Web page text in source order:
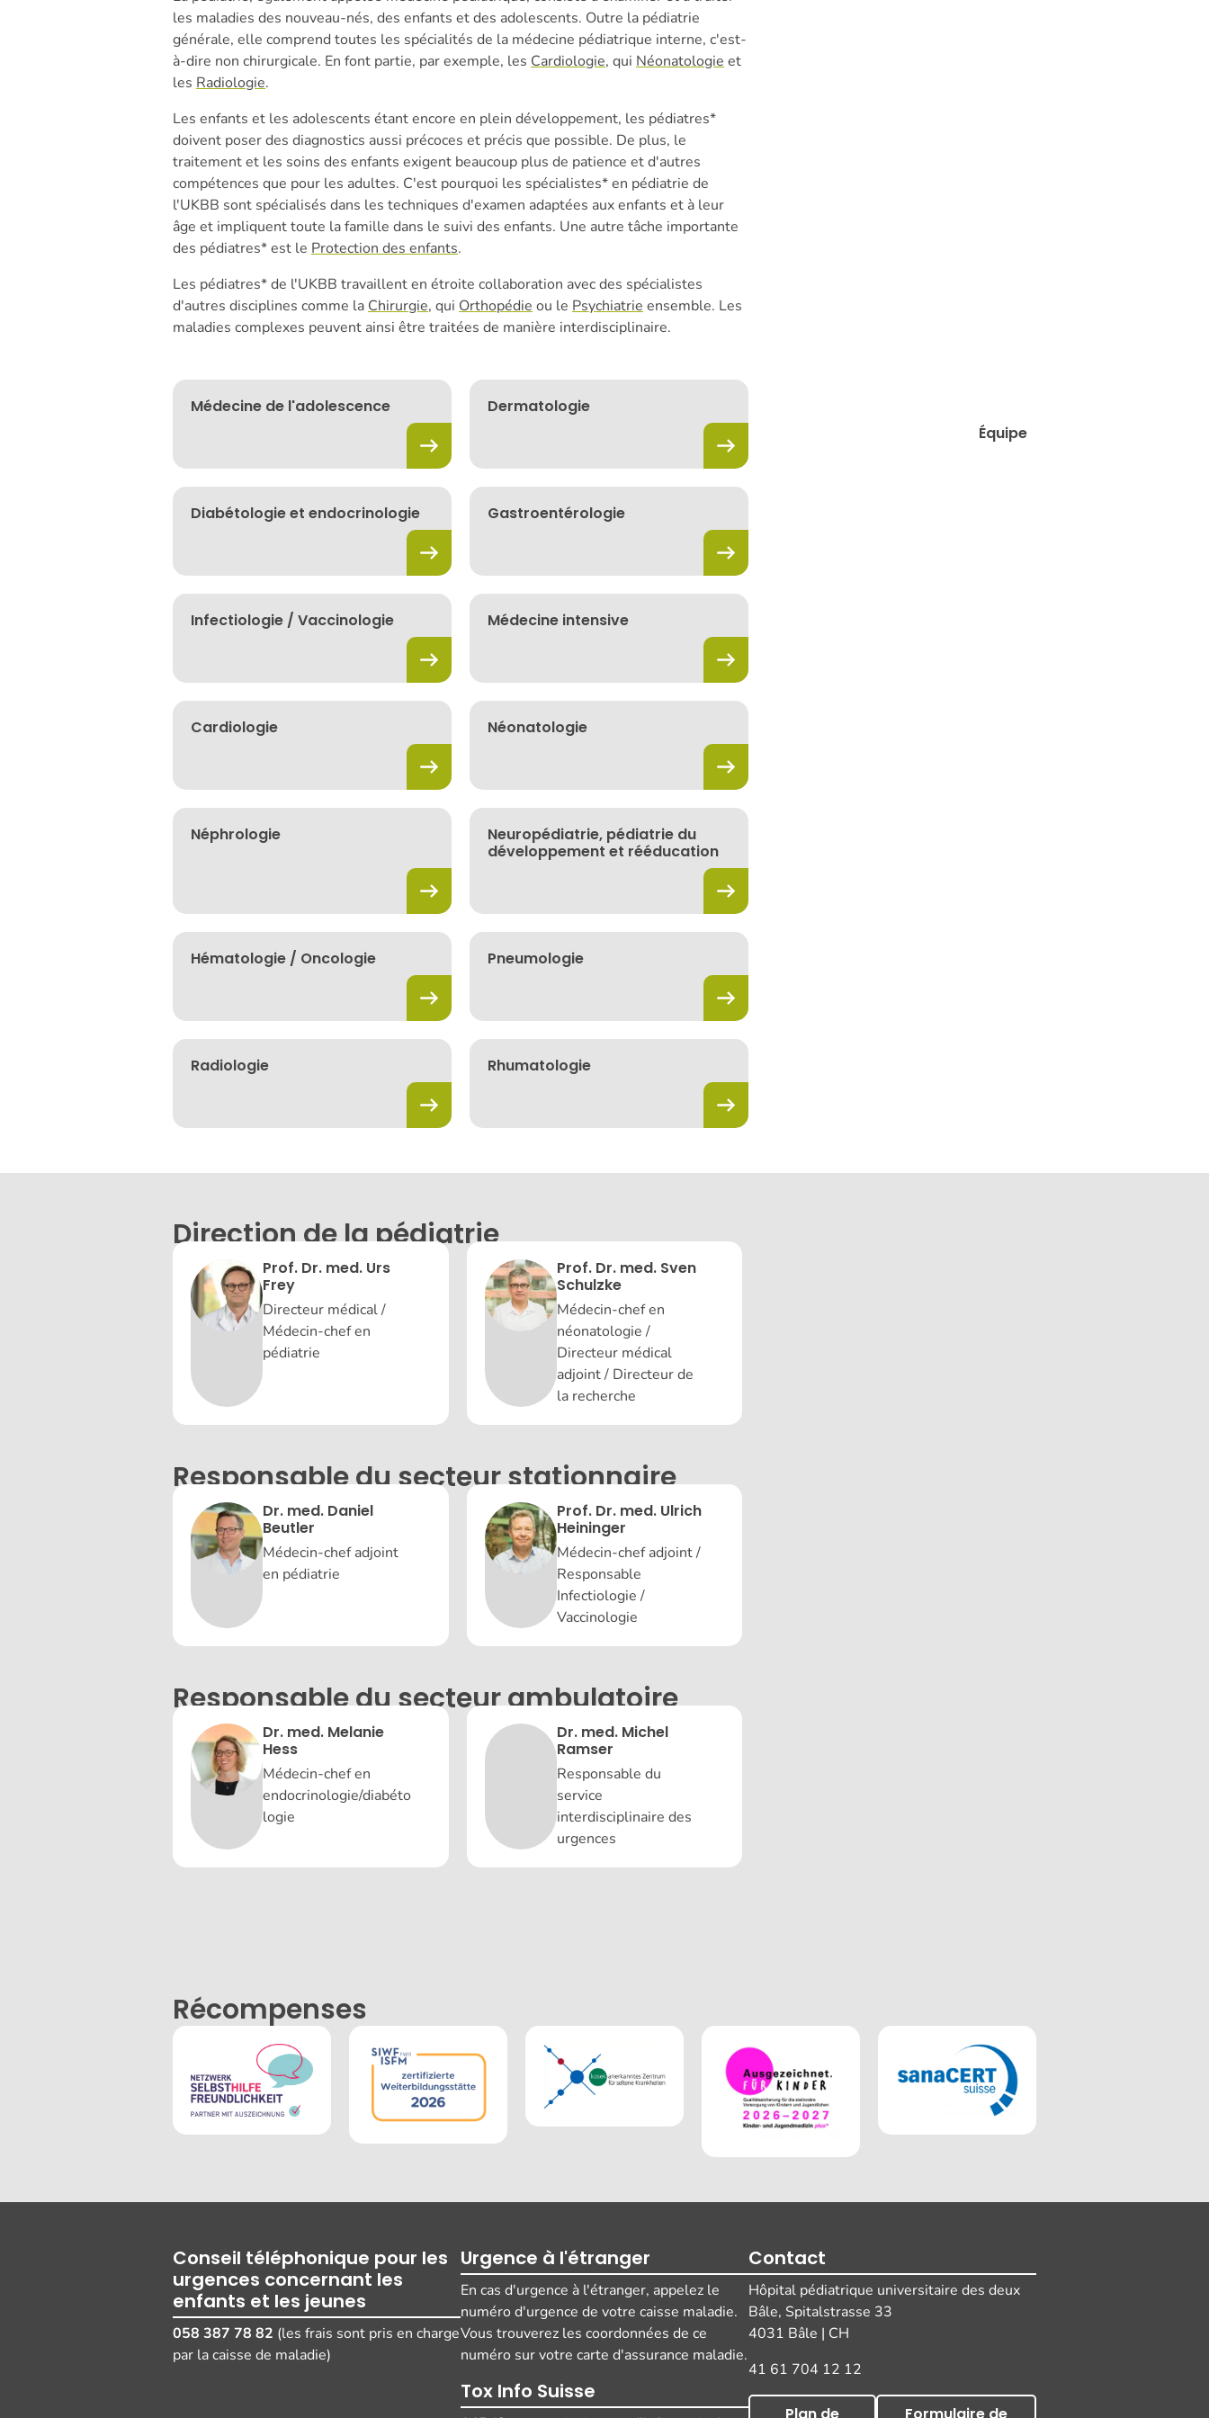
les maladies des nouveau-nés, des enfants et des adolescents. Outre la pédiatrie
générale, elle comprend toutes les spécialités de la médecine pédiatrique interne, c'est-
à-dire non chirurgicale. En font partie, par exemple, les Cardiologie, qui Néonatologie et
les Radiologie.
Les enfants et les adolescents étant encore en plein développement, les pédiatres*
doivent poser des diagnostics aussi précoces et précis que possible. De plus, le
traitement et les soins des enfants exigent beaucoup plus de patience et d'autres
compétences que pour les adultes. C'est pourquoi les spécialistes* en pédiatrie de
l'UKBB sont spécialisés dans les techniques d'examen adaptées aux enfants et à leur
âge et impliquent toute la famille dans le suivi des enfants. Une autre tâche importante
des pédiatres* est le Protection des enfants.
Les pédiatres* de l'UKBB travaillent en étroite collaboration avec des spécialistes
d'autres disciplines comme la Chirurgie, qui Orthopédie ou le Psychiatrie ensemble. Les
maladies complexes peuvent ainsi être traitées de manière interdisciplinaire.
Médecine de l'adolescence Dermatologie
Diabétologie et endocrinologie Gastroentérologie
Infectiologie / Vaccinologie Médecine intensive
Cardiologie Néonatologie
Néphrologie
Neuropédiatrie, pédiatrie du
développement et rééducation
Hématologie / Oncologie Pneumologie
Radiologie Rhumatologie
Équipe
Direction de la pédiatrie
Prof. Dr. med. Urs
Frey
Directeur médical /
Médecin-chef en
pédiatrie
Prof. Dr. med. Sven
Schulzke
Médecin-chef en
néonatologie /
Directeur médical
adjoint / Directeur de
la recherche
Responsable du secteur stationnaire
Dr. med. Daniel
Beutler
Médecin-chef adjoint
en pédiatrie
Prof. Dr. med. Ulrich
Heininger
Médecin-chef adjoint /
Responsable
Infectiologie /
Vaccinologie
Responsable du secteur ambulatoire
Dr. med. Melanie
Hess
Médecin-chef en
endocrinologie/diabéto
logie
Dr. med. Michel
Ramser
Responsable du
service
interdisciplinaire des
urgences
Récompenses
Conseil téléphonique pour les
urgences concernant les
enfants et les jeunes
058 387 78 82 (les frais sont pris en charge
par la caisse de maladie)
Urgence à l'étranger
En cas d'urgence à l'étranger, appelez le
numéro d'urgence de votre caisse maladie.
Vous trouverez les coordonnées de ce
numéro sur votre carte d'assurance maladie.
Tox Info Suisse
Contact
Hôpital pédiatrique universitaire des deux
Bâle, Spitalstrasse 33
4031 Bâle | CH
41 61 704 12 12
Plan de Formulaire de